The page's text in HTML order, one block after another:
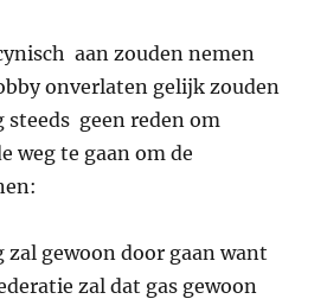
aan zouden nemen
onverlaten gelijk zouden
steeds geen reden om
weg te gaan om de
zal gewoon door gaan want
zal dat gas gewoon